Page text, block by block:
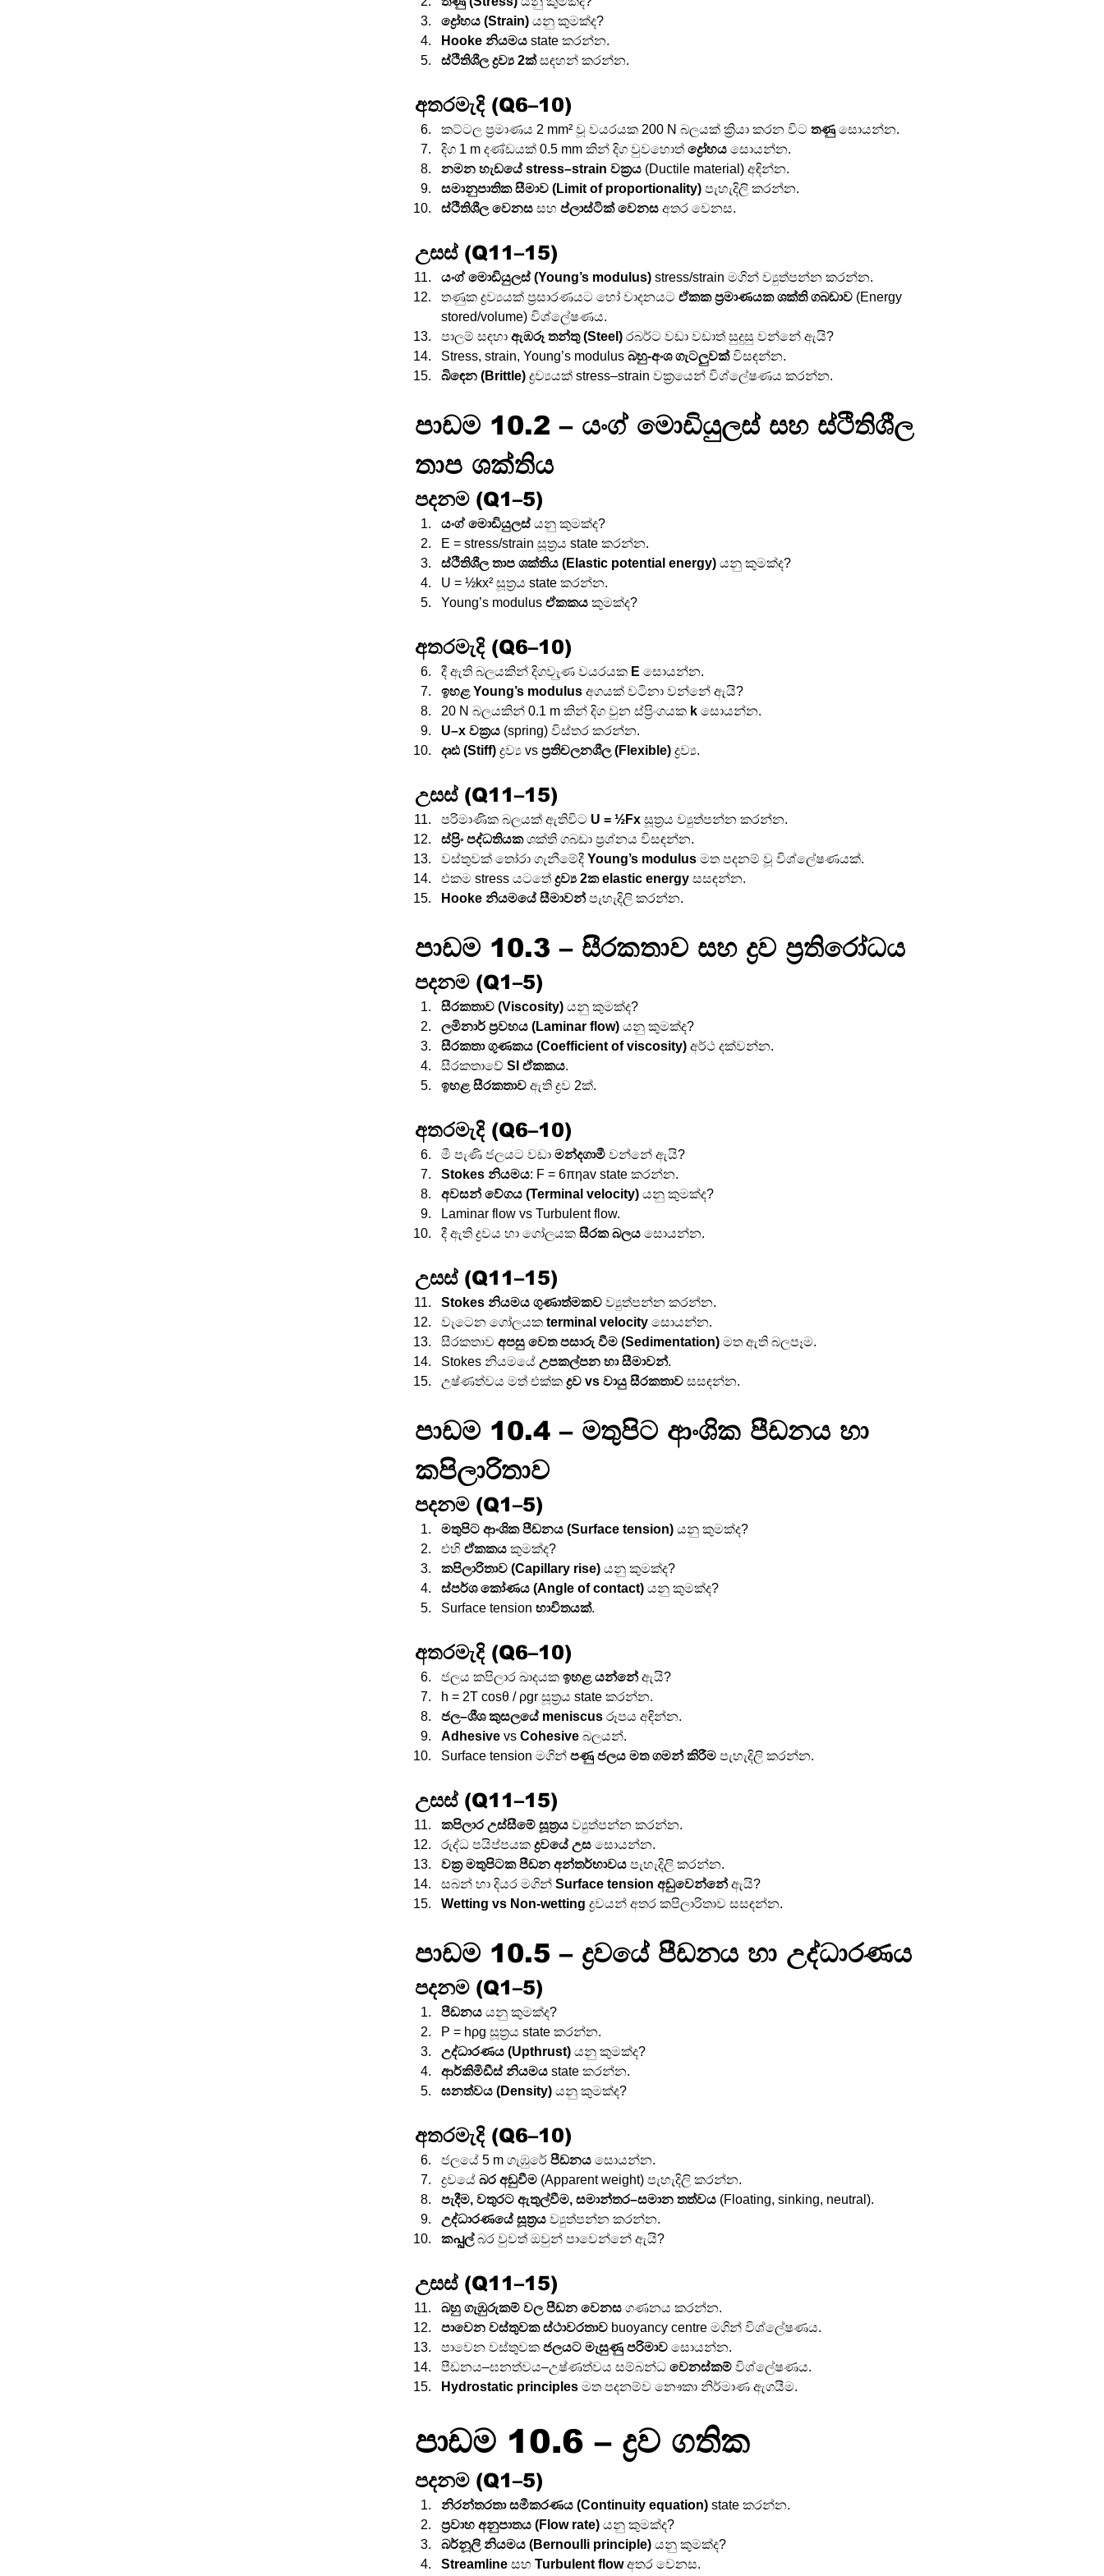
ද්‍රෝහය (Strain) යනු කුමක්ද?
Hooke නියමය state කරන්න.
ස්ථිතිශීල ද්‍රව්‍ය 2ක් සඳහන් කරන්න.
අතරමැදි (Q6–10)
කට්ටල ප්‍රමාණය 2 mm² වූ වයරයක 200 N බලයක් ක්‍රියා කරන විට තණු සොයන්න.
දිග 1 m දණ්ඩයක් 0.5 mm කින් දිග වුවහොත් ද්‍රෝහය සොයන්න.
නමන හැඩයේ stress–strain වක්‍රය (Ductile material) අඳින්න.
සමානුපාතික සීමාව (Limit of proportionality) පැහැදිලි කරන්න.
ස්ථිතිශීල වෙනස සහ ප්ලාස්ටික් වෙනස අතර වෙනස.
උසස් (Q11–15)
යංග් මොඩියුලස් (Young’s modulus) stress/strain මගින් ව්‍යුත්පන්න කරන්න.
තණුක ද්‍රව්‍යයක් ප්‍රසාරණයට හෝ වාදනයට ඒකක ප්‍රමාණයක ශක්ති ගබඩාව (Energy
stored/volume) විශ්ලේෂණය.
පාලම් සඳහා ඇඹරූ තන්තු (Steel) රබර්ට වඩා වඩාත් සුදුසු වන්නේ ඇයි?
Stress, strain, Young’s modulus බහු-අංශ ගැටලුවක් විසඳන්න.
බිඳෙන (Brittle) ද්‍රව්‍යයක් stress–strain වක්‍රයෙන් විශ්ලේෂණය කරන්න.
පාඩම 10.2 – යංග් මොඩියුලස් සහ ස්ථිතිශීල
තාප ශක්තිය
පදනම (Q1–5)
යංග් මොඩියුලස් යනු කුමක්ද?
E = stress/strain සූත්‍රය state කරන්න.
ස්ථිතිශීල තාප ශක්තිය (Elastic potential energy) යනු කුමක්ද?
U = ½kx² සූත්‍රය state කරන්න.
Young’s modulus ඒකකය කුමක්ද?
අතරමැදි (Q6–10)
දී ඇති බලයකින් දිගවැුණ වයරයක E සොයන්න.
ඉහළ Young’s modulus අගයක් වටිනා වන්නේ ඇයි?
20 N බලයකින් 0.1 m කින් දිග වුන ස්ප්‍රිංගයක k සොයන්න.
U–x වක්‍රය (spring) විස්තර කරන්න.
දෘඪ (Stiff) ද්‍රව්‍ය vs ප්‍රතිචලනශීල (Flexible) ද්‍රව්‍ය.
උසස් (Q11–15)
පරිමාණික බලයක් ඇතිවිට U = ½Fx සූත්‍රය ව්‍යුත්පන්න කරන්න.
ස්ප්‍රිං පද්ධතියක ශක්ති ගබඩා ප්‍රශ්නය විසඳන්න.
වස්තුවක් තෝරා ගැනීමේදී Young’s modulus මත පදනම් වූ විශ්ලේෂණයක්.
එකම stress යටතේ ද්‍රව්‍ය 2ක elastic energy සසඳන්න.
Hooke නියමයේ සීමාවන් පැහැදිලි කරන්න.
පාඩම 10.3 – සීරකතාව සහ ද්‍රව ප්‍රතිරෝධය
පදනම (Q1–5)
සීරකතාව (Viscosity) යනු කුමක්ද?
ලමිනාර් ප්‍රවහය (Laminar flow) යනු කුමක්ද?
සීරකතා ගුණකය (Coefficient of viscosity) අර්ථ දක්වන්න.
සීරකතාවේ SI ඒකකය.
ඉහළ සීරකතාව ඇති ද්‍රව 2ක්.
අතරමැදි (Q6–10)
මී පැණි ජලයට වඩා මන්දගාමී වන්නේ ඇයි?
Stokes නියමය: F = 6πηav state කරන්න.
අවසන් වේගය (Terminal velocity) යනු කුමක්ද?
Laminar flow vs Turbulent flow.
දී ඇති ද්‍රවය හා ගෝලයක සීරක බලය සොයන්න.
උසස් (Q11–15)
Stokes නියමය ගුණාත්මකව ව්‍යුත්පන්න කරන්න.
වැටෙන ගෝලයක terminal velocity සොයන්න.
සීරකතාව අපසු වෙත පසාරු වීම (Sedimentation) මත ඇති බලපෑම.
Stokes නියමයේ උපකල්පන හා සීමාවන්.
උෂ්ණත්වය මත් එක්ක ද්‍රව vs වායු සීරකතාව සසඳන්න.
පාඩම 10.4 – මතුපිට ආංශික පීඩනය හා
කපිලාරිතාව
පදනම (Q1–5)
මතුපිට ආංශික පීඩනය (Surface tension) යනු කුමක්ද?
එහි ඒකකය කුමක්ද?
කපිලාරිතාව (Capillary rise) යනු කුමක්ද?
ස්පර්ශ කෝණය (Angle of contact) යනු කුමක්ද?
Surface tension භාවිතයක්.
අතරමැදි (Q6–10)
ජලය කපිලාර ඛාදයක ඉහළ යන්නේ ඇයි?
h = 2T cosθ / ρgr සූත්‍රය state කරන්න.
ජල–ශීශ කුසලයේ meniscus රූපය අඳින්න.
Adhesive vs Cohesive බලයන්.
Surface tension මගින් පණු ජලය මත ගමන් කිරීම පැහැදිලි කරන්න.
උසස් (Q11–15)
කපිලාර උස්සීමේ සූත්‍රය ව්‍යුත්පන්න කරන්න.
රුද්ධ පයිප්පයක ද්‍රවයේ උස සොයන්න.
වක්‍ර මතුපිටක පීඩන අන්තර්භාවය පැහැදිලි කරන්න.
සබන් හා දියර මගින් Surface tension අඩුවෙන්නේ ඇයි?
Wetting vs Non-wetting ද්‍රවයන් අතර කපිලාරිතාව සසඳන්න.
පාඩම 10.5 – ද්‍රවයේ පීඩනය හා උද්ධාරණය
පදනම (Q1–5)
පීඩනය යනු කුමක්ද?
P = hρg සූත්‍රය state කරන්න.
උද්ධාරණය (Upthrust) යනු කුමක්ද?
ආර්කිමිඩීස් නියමය state කරන්න.
ඝනත්වය (Density) යනු කුමක්ද?
අතරමැදි (Q6–10)
ජලයේ 5 m ගැඹුරේ පීඩනය සොයන්න.
ද්‍රවයේ බර අඩුවීම (Apparent weight) පැහැදිලි කරන්න.
පැදීම, වතුරට ඇතුල්වීම, සමාන්තර–සමාන තත්වය (Floating, sinking, neutral).
උද්ධාරණයේ සූත්‍රය ව්‍යුත්පන්න කරන්න.
කപ്പල් බර වුවත් ඔවුන් පාවෙන්නේ ඇයි?
උසස් (Q11–15)
බහු ගැඹුරුකම් වල පීඩන වෙනස ගණනය කරන්න.
පාවෙන වස්තුවක ස්ථාවරතාව buoyancy centre මගින් විශ්ලේෂණය.
පාවෙන වස්තුවක ජලයට මැසුණු පරිමාව සොයන්න.
පීඩනය–ඝනත්වය–උෂ්ණත්වය සම්බන්ධ වෙනස්කම් විශ්ලේෂණය.
Hydrostatic principles මත පදනම්ව නෞකා නිර්මාණ ඇගයීම.
පාඩම 10.6 – ද්‍රව ගතික
පදනම (Q1–5)
නිරන්තරතා සමීකරණය (Continuity equation) state කරන්න.
ප්‍රවාහ අනුපාතය (Flow rate) යනු කුමක්ද?
බර්නූලි නියමය (Bernoulli principle) යනු කුමක්ද?
Streamline සහ Turbulent flow අතර වෙනස.